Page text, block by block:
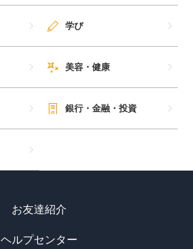
学び
美容・健康
銀行・金融・投資
お友達紹介
ヘルプセンター